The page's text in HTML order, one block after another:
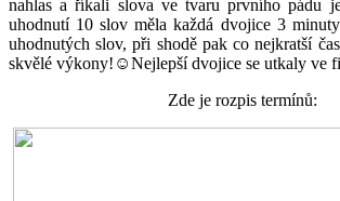
nahlas a říkali slova ve tvaru prvního pádu
uhodnutí 10 slov měla každá dvojice 3
uhodnutých slov, při shodě pak co nejkratší
skvělé výkony!☺️Nejlepší dvojice se utkaly ve
Zde je rozpis termínů: